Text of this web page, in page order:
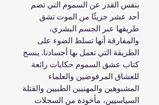
بنفس القدر عن السموم التي تضم
أحد عشر جزيئًا من الموت تشق
طريقها عبر الجسم البشري،
والمفارقة أنها تسلط الضوء على
الطريقة التي تعمل بها أجسادنا. ينسج
كتاب عشق السموم حكايات رائعة
للعشاق المرفوضين والعلماء
المشبوهين والمهنيين الطبيين والقتلة
السياسيين، مأخوذة من السجلات